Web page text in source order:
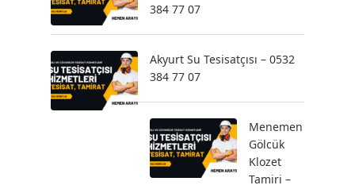
384 77 07
Akyurt Su Tesisatçısı – 0532
384 77 07
Menemen
Gölcük
Klozet
Tamiri –